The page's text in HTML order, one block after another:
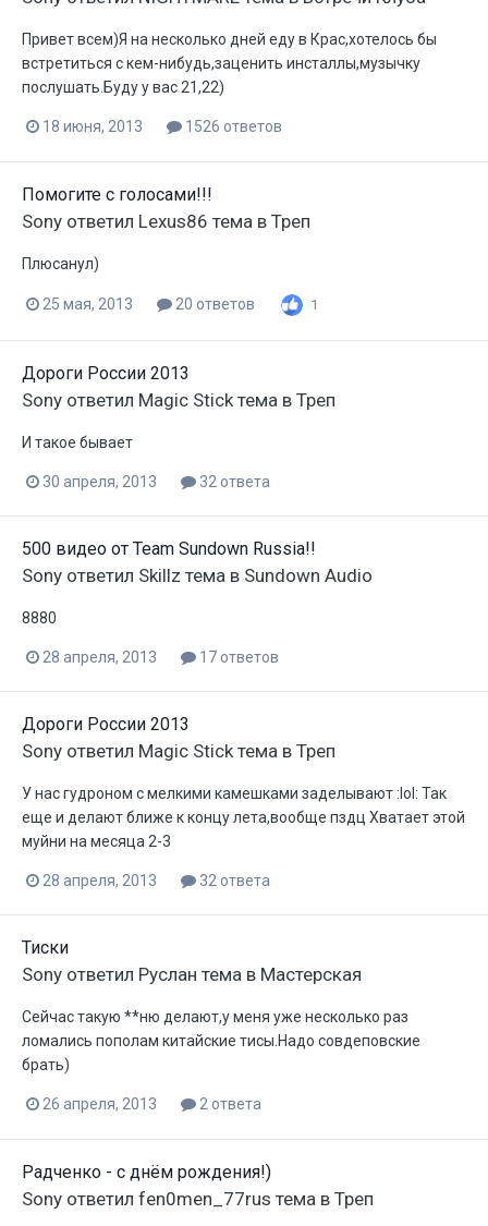
Привет всем)Я на несколько дней еду в Крас,хотелось бы
встретиться с кем-нибудь,заценить инсталлы,музычку
послушать.Буду у вас 21,22)
18 июня, 2013 1526 ответов
Помогите с голосами!!!
Sony ответил Lexus86 тема в Треп
Плюсанул)
25 мая, 2013 20 ответов 1
Дороги России 2013
Sony ответил Magic Stick тема в Треп
И такое бывает
30 апреля, 2013 32 ответа
500 видео от Team Sundown Russia!!
Sony ответил Skillz тема в Sundown Audio
8880
28 апреля, 2013 17 ответов
Дороги России 2013
Sony ответил Magic Stickтема в Треп
У нас гудроном с мелкими камешками заделывают :lol: Так
еще и делают ближе к концу лета,вообще пздц Хватает этой
муйни на месяца 2-3
28 апреля, 2013 32 ответа
Тиски
Sony ответил Руслан тема в Мастерская
Сейчас такую **ню делают,у меня уже несколько раз
ломались пополам китайские тисы.Надо совдеповские
брать)
26 апреля, 2013 2 ответа
Радченко - с днём рождения!)
Sony ответил fen0men_77rus тема в Треп